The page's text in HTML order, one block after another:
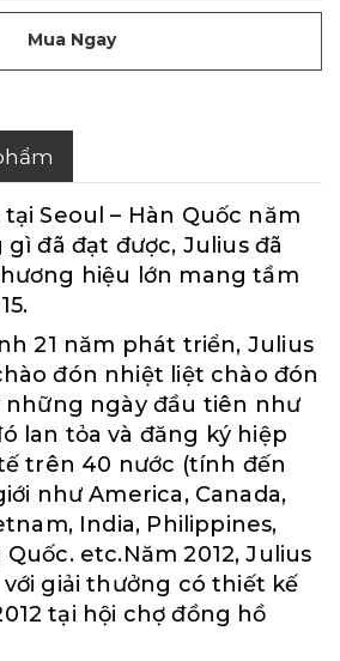
Mua Ngay
Seoul – Hàn Quốc năm
gì đã đạt được, Julius đã
hiệu lớn mang tầm
21 năm phát triển, Julius
đón nhiệt liệt chào đón
những ngày đầu tiên như
lan tỏa và đăng ký hiệp
trên 40 nước (tính đến
như America, Canada,
India, Philippines,
etc.Năm 2012, Julius
giải thưởng có thiết kế
tại hội chợ đồng hồ